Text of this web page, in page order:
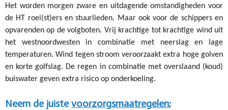
Het worden morgen zware en uitdagende omstandigheden voor
de HT roei(st)ers en stuurlieden. Maar ook voor de schippers en
opvarenden op de volgboten. Vrij krachtige tot krachtige wind uit
het westnoordwesten in combinatie met neerslag en lage
temperaturen. Wind tegen stroom veroorzaakt extra hoge golven
en korte golfslag. De regen in combinatie met overslaand (koud)
buiswater geven extra risico op onderkoeling.
Neem de juistevoorzorgsmaatregelen;